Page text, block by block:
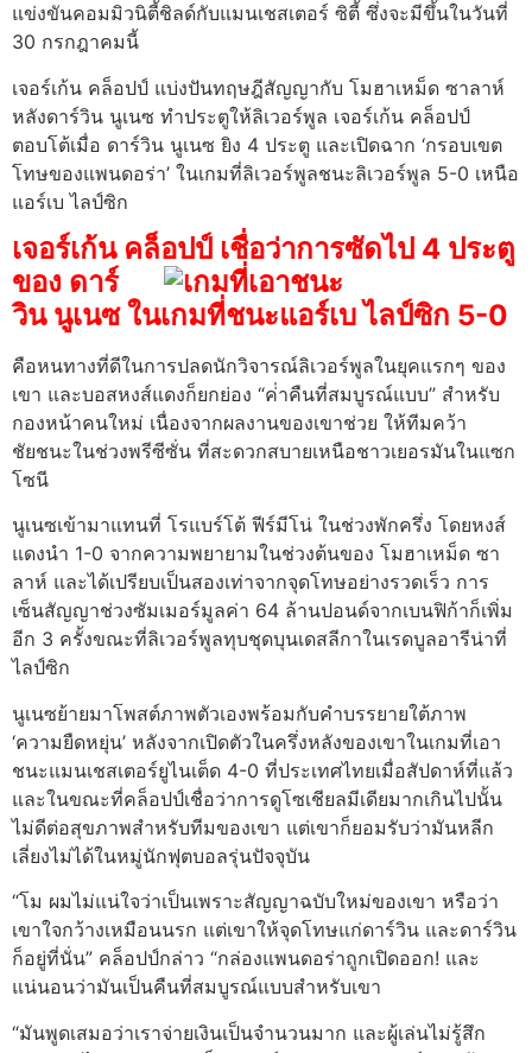
แข่งขันคอมมิวนิตี้ชิลด์กับแมนเชสเตอร์ ซิตี้ ซึ่งจะมีขึ้นในวันที่
30 กรกฎาคมนี้
เจอร์เก้น คล็อปป์ แบ่งปันทฤษฎีสัญญากับ โมฮาเหม็ด ซาลาห์
หลังดาร์วิน นูเนซ ทําประตูให้ลิเวอร์พูล เจอร์เก้น คล็อปป์
ตอบโต้เมื่อ ดาร์วิน นูเนซ ยิง 4 ประตู และเปิดฉาก ‘กรอบเขต
โทษของแพนดอร่า’ ในเกมที่ลิเวอร์พูลชนะลิเวอร์พูล 5-0 เหนือ
แอร์เบ ไลป์ซิก
เจอร์เก้น คล็อปป์ เชื่อว่าการซัดไป 4 ประตู
ของ ดาร์
วิน นูเนซ ในเกมที่ชนะแอร์เบ ไลป์ซิก 5-0
คือหนทางที่ดีในการปลดนักวิจารณ์ลิเวอร์พูลในยุคแรกๆ ของ
เขา และบอสหงส์แดงก็ยกย่อง “ค่ําคืนที่สมบูรณ์แบบ” สําหรับ
กองหน้าคนใหม่ เนื่องจากผลงานของเขาช่วย ให้ทีมคว้า
ชัยชนะในช่วงพรีซีซั่น ที่สะดวกสบายเหนือชาวเยอรมันในแซก
โซนี
นูเนซเข้ามาแทนที่ โรแบร์โต้ ฟีร์มีโน่ ในช่วงพักครึ่ง โดยหงส์
แดงนํา 1-0 จากความพยายามในช่วงต้นของ โมฮาเหม็ด ซา
ลาห์ และได้เปรียบเป็นสองเท่าจากจุดโทษอย่างรวดเร็ว การ
เซ็นสัญญาช่วงซัมเมอร์มูลค่า 64 ล้านปอนด์จากเบนฟิก้าก็เพิ่ม
อีก 3 ครั้งขณะที่ลิเวอร์พูลทุบชุดบุนเดสลีกาในเรดบูลอารีน่าที่
ไลป์ซิก
นูเนซย้ายมาโพสต์ภาพตัวเองพร้อมกับคําบรรยายใต้ภาพ
‘ความยืดหยุ่น’ หลังจากเปิดตัวในครึ่งหลังของเขาในเกมที่เอา
ชนะแมนเชสเตอร์ยูไนเต็ด 4-0 ที่ประเทศไทยเมื่อสัปดาห์ที่แล้ว
และในขณะที่คล็อปป์เชื่อว่าการดูโซเชียลมีเดียมากเกินไปนั้น
ไม่ดีต่อสุขภาพสําหรับทีมของเขา แต่เขาก็ยอมรับว่ามันหลีก
เลี่ยงไม่ได้ในหมู่นักฟุตบอลรุ่นปัจจุบัน
“โม ผมไม่แน่ใจว่าเป็นเพราะสัญญาฉบับใหม่ของเขา หรือว่า
เขาใจกว้างเหมือนนรก แต่เขาให้จุดโทษแก่ดาร์วิน และดาร์วิน
ก็อยู่ที่นั่น” คล็อปป์กล่าว “กล่องแพนดอร่าถูกเปิดออก! และ
แน่นอนว่ามันเป็นคืนที่สมบูรณ์แบบสําหรับเขา
“มันพูดเสมอว่าเราจ่ายเงินเป็นจํานวนมาก และผู้เล่นไม่รู้สึก